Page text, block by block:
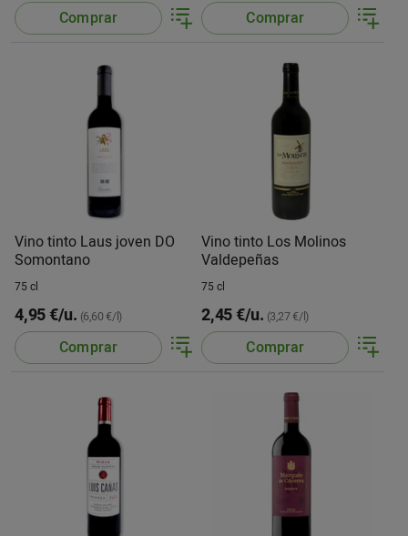
Comprar Comprar
Vino tinto Laus joven DO
Somontano
75 cl
4,95 €/u. (6,60 €/l)
Comprar
Vino tinto Los Molinos
Valdepeñas
75 cl
2,45 €/u. (3,27 €/l)
Comprar